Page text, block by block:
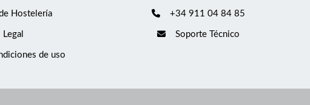
Hostelería
de uso
+34 911 04 84 85
Soporte Técnico